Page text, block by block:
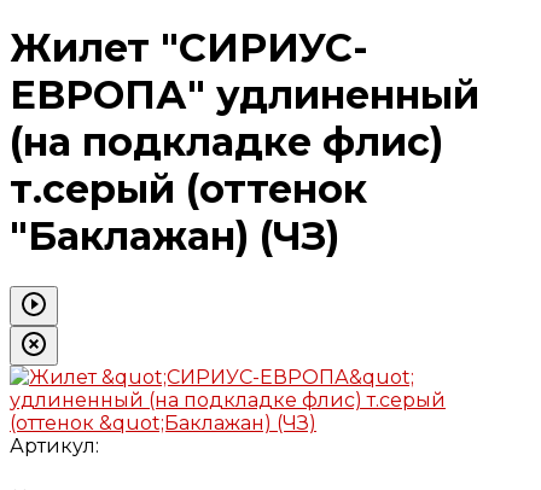
Жилет "СИРИУС-
ЕВРОПА" удлиненный
(на подкладке флис)
т.серый (оттенок
"Баклажан) (ЧЗ)
Артикул: